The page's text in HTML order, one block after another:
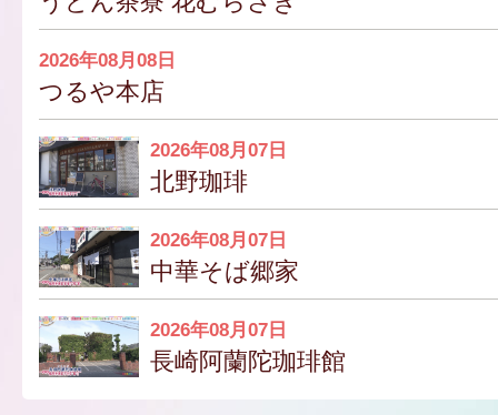
2026年08月08日
つるや本店
2026年08月07日
北野珈琲
2026年08月07日
中華そば郷家
2026年08月07日
長崎阿蘭陀珈琲館